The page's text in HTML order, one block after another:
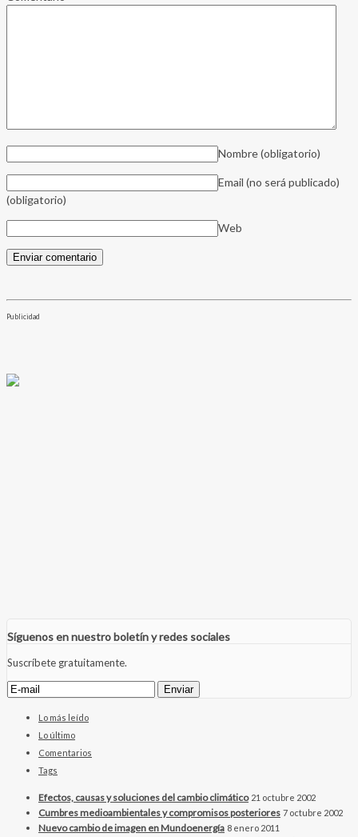
Nombre(obligatorio)
Email (no será publicado)
(obligatorio)
Web
Publicidad
Síguenos en nuestro boletín y redes sociales
Suscríbete gratuitamente.
Lo más leído
Lo último
Comentarios
Tags
Efectos, causas y soluciones del cambio climático 21 octubre 2002
Cumbres medioambientales y compromisos posteriores 7 octubre 2002
Nuevo cambio de imagen en Mundoenergía 8 enero 2011